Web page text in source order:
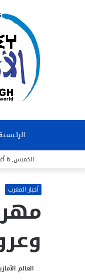
الخميس, 6 أغسطس 2026
أخبار المغرب
العالم